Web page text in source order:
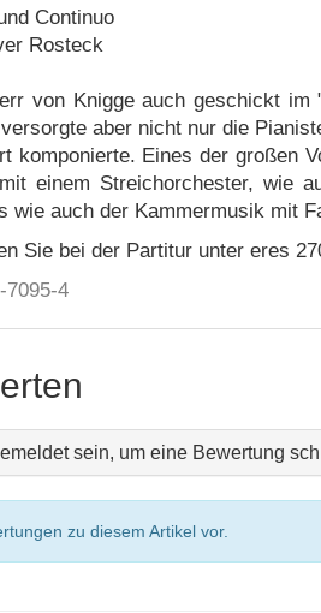
Continuo
Rosteck
von Knigge auch geschickt
aber nicht nur die
komponierte. Eines der großen
einem Streichorchester, wie
wie auch der Kammermusik mit
Sie bei der Partitur unter eres
7095-4
sein, um eine Bewertung
zu diesem Artikel vor.